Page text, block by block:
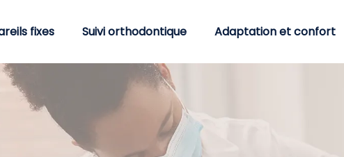
fixes Suivi orthodontique Adaptation et confort